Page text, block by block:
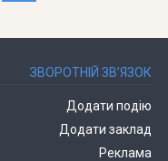
ЗВОРОТНІЙ ЗВ’ЯЗОК
Додати подію
Додати заклад
Реклама